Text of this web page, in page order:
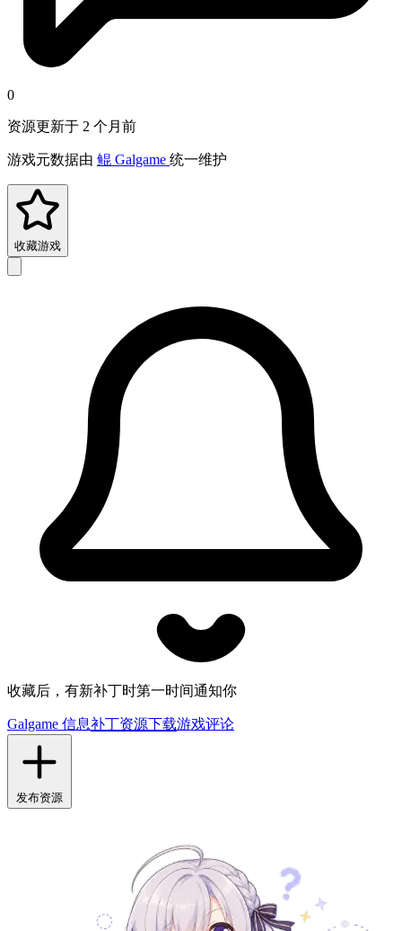
0
资源更新于 2 个月前
游戏元数据由 鲲 Galgame 统一维护
收藏游戏
收藏后，有新补丁时第一时间通知你
Galgame 信息补丁资源下载游戏评论
发布资源